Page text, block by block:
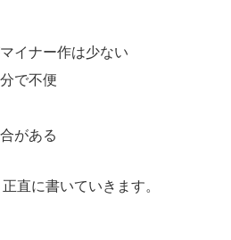
イナー作は少ない
で不便
がある
直に書いていきます。